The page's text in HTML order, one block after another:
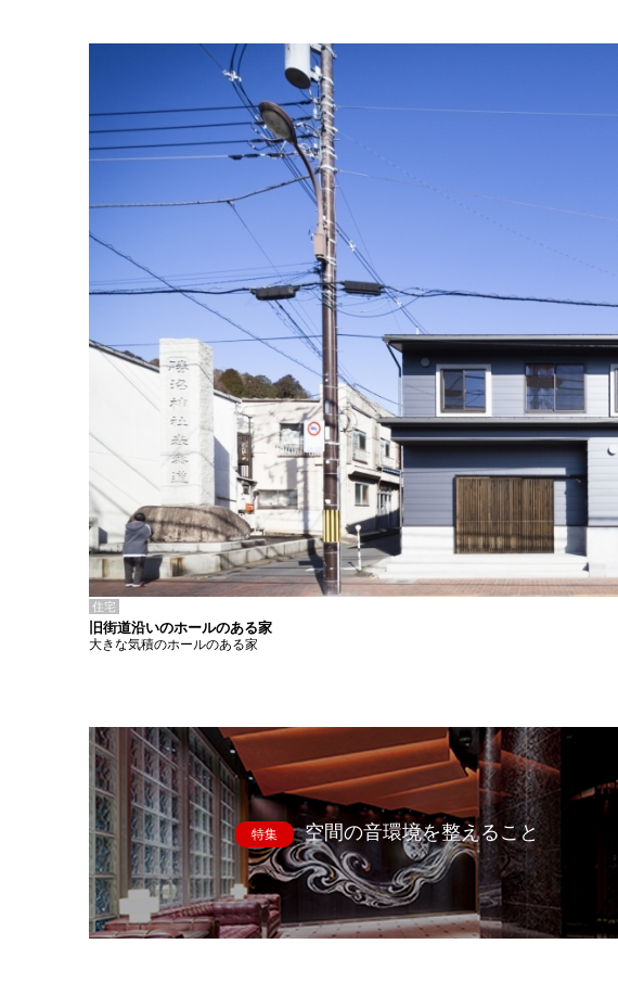
住宅
旧街道沿いのホールのある家
大きな気積のホールのある家
特集 空間の音環境を整えること